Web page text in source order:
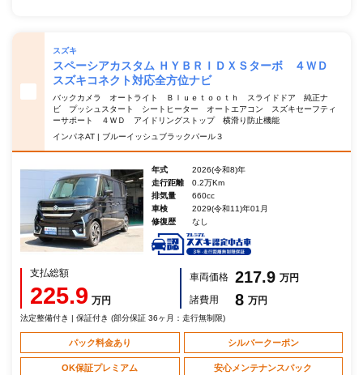
スズキ
スペーシアカスタム ＨＹＢＲＩＤＸＳターボ ４ＷＤ
スズキコネクト対応全方位ナビ
バックカメラ オートライト Ｂｌｕｅｔｏｏｔｈ スライドドア 純正ナ
ビ プッシュスタート シートヒーター オートエアコン スズキセーフティ
ーサポート ４ＷＤ アイドリングストップ 横滑り防止機能
インパネAT | ブルーイッシュブラックパール３
年式
2026(令和8)年
走行距離
0.2万Km
排気量
660cc
車検
2029(令和11)年01月
修復歴
なし
支払総額
225.9 万円
車両価格 217.9 万円
諸費用
8 万円
法定整備付き | 保証付き (部分保証 36ヶ月：走行無制限)
パック料金あり シルバークーポン
OK保証プレミアム 安心メンテナンスパック